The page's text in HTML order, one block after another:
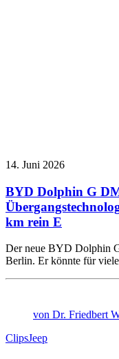
14. Juni 2026
BYD Dolphin G
km rein E
Der neue BYD Dolphin
Berlin. Er könnte für
von Dr. Friedbert
ClipsJeep